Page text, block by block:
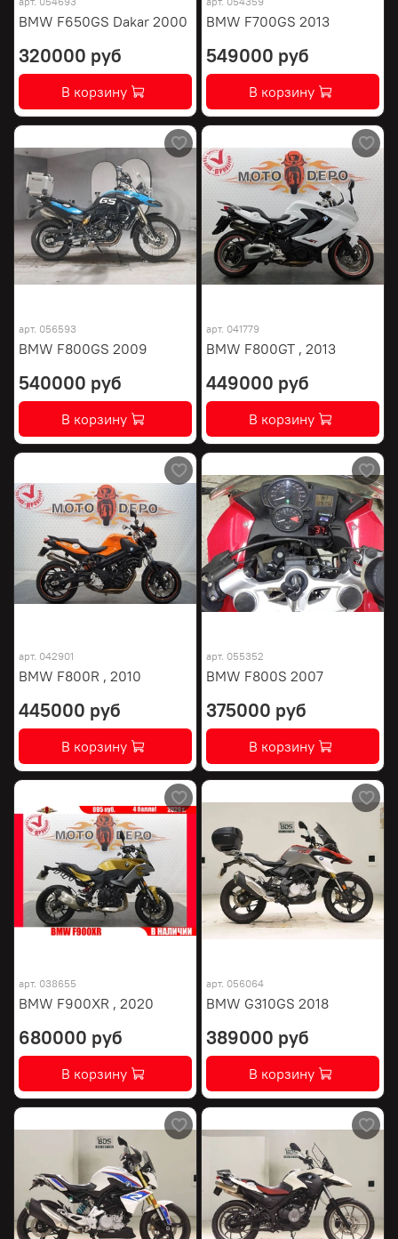
BMW F650GS Dakar 2000
320000 руб
В корзину
BMW F700GS 2013
549000 руб
В корзину
арт. 056593
BMW F800GS 2009
540000 руб
В корзину
арт. 041779
BMW F800GT , 2013
449000 руб
В корзину
арт. 042901
BMW F800R , 2010
445000 руб
В корзину
арт. 055352
BMW F800S 2007
375000 руб
В корзину
арт. 038655
BMW F900XR , 2020
680000 руб
В корзину
арт. 056064
BMW G310GS 2018
389000 руб
В корзину